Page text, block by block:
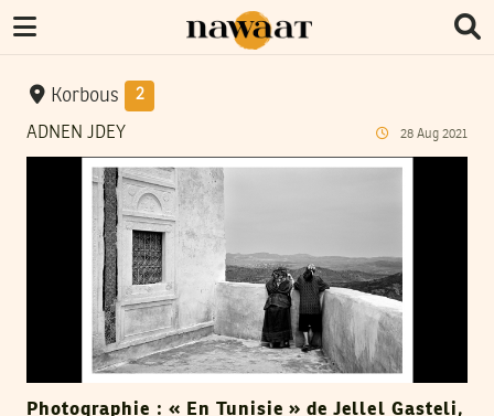
Korbous 2
ADNEN JDEY 28 Aug 2021
Photographie : « En Tunisie » de Jellel Gasteli,